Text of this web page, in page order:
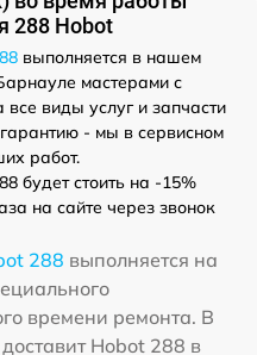
288 Hobot
выполняется в нашем
мастерами с
виды услуг и запчасти
- мы в сервисном
работ.
будет стоить на -15%
на сайте через звонок
288 выполняется на
времени ремонта. В
Hobot 288 в